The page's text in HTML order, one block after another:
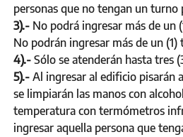
personas que no tengan un
3).- No podrá ingresar más de un
No podrán ingresar más de un
4).- Sólo se atenderán hasta tres
5).- Al ingresar al edificio pisarán
se limpiarán las manos con
temperatura con termómetros
ingresar aquella persona que